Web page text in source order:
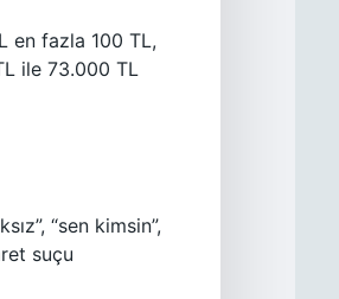
en fazla 100 TL,
ile 73.000 TL
“sen kimsin”,
suçu